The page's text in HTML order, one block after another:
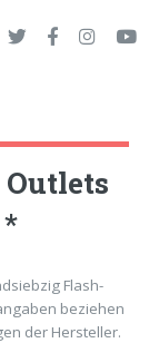
Flash-
beziehen
der Hersteller.